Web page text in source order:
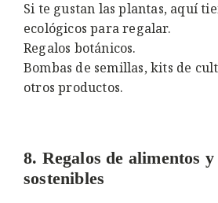
Si te gustan las plantas, aquí
ecológicos para regalar.
Regalos botánicos.
Bombas de semillas, kits de
otros productos.
8. Regalos de alimentos y
sostenibles